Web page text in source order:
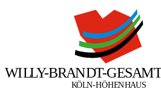
WILLY-BRANDT-GESAM
KÖLN-HÖHENHAUS